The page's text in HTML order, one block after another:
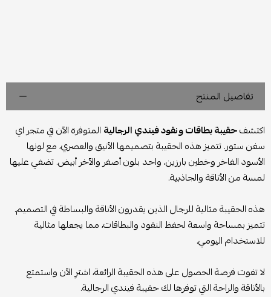
تفاصيل المنتج
اكتشفحقيبة بطاقات ونقود فيندي الرجالية المتوفرة الآن في متجر اي
سفن ستور. تتميز هذه الحقيبة بتصميمها الأنيق والعصري، مع لونها
الأسود الفاخر وخطين بارزين، واحد بلون أصفر والآخر أبيض. تضفي عليها
لمسة من الأناقة والجاذبية.
هذه الحقيبة مثالية للرجال الذين يقدرون الأناقة والبساطة في التصميم.
تتميز بمساحة واسعة لحفظ النقود والبطاقات، مما يجعلها مثالية
للاستخدام اليومي.
لا تفوت فرصة الحصول على هذه الحقيبة الرائعة، اشترِ الآن واستمتع
بالأناقة والراحة التي توفرها لك حقيبة فيندي الرجالية.